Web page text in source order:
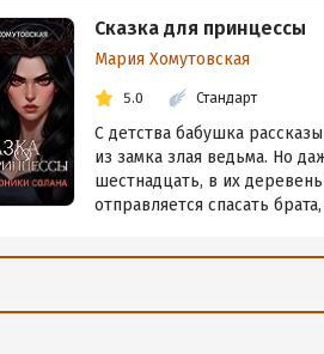
Сказка для принцессы
Мария Хомутовская
5.0 Стандарт
С детства бабушка
из замка злая ведьма. Но
шестнадцать, в их
отправляется спасать